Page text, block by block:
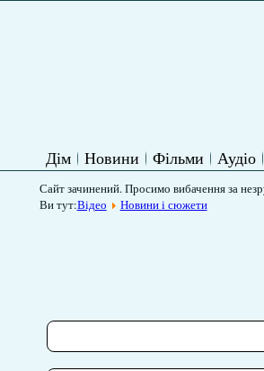
Дім Новини Фільми Аудіо
Сайт зачинений. Просимо вибачення за
Ви тут:Відео Новини і сюжети